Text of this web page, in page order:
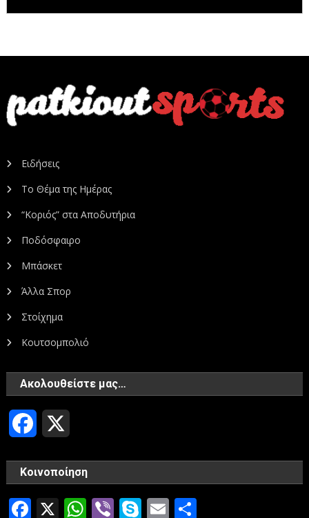
Ειδήσεις
Το Θέμα της Ημέρας
“Κοριός” στα Αποδυτήρια
Ποδόσφαιρο
Μπάσκετ
Άλλα Σπορ
Στοίχημα
Κουτσομπολιό
Ακολουθείστε μας…
Facebook
Κοινοποίηση
Facebook
X WhatsApp
ViberSkype
Email